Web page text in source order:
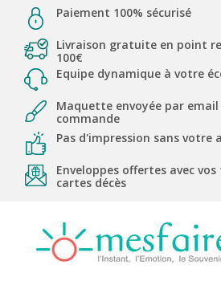
Paiement 100% sécurisé
Livraison gratuite en point
100€
Equipe dynamique à votre
Maquette envoyée par
commande
Pas d'impression sans votre
Enveloppes offertes avec
cartes décès